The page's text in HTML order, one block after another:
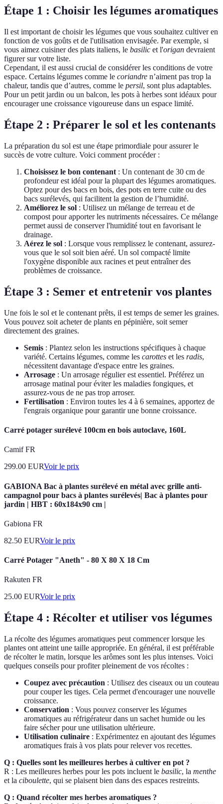
Étape 1 : Choisir les légumes aromatiques
Il est important de choisir les légumes que vous souhaitez cultiver en
fonction de vos goûts et de l'utilisation envisagée. Par exemple, si
vous aimez cuisiner des plats italiens, le basilic et l'origan devraient
figurer sur votre liste.
Cependant, il est aussi crucial de considérer les conditions de votre
espace. Certains légumes comme le coriandre n’aiment pas trop la
chaleur, tandis que d’autres, comme le persil, sont plus adaptables.
Pour un petit jardin ou un balcon, les pots à herbes sont idéaux pour
encourager une croissance vigoureuse dans un espace limité.
Étape 2 : Préparer le sol et les contenants
La préparation du sol est une étape primordiale pour assurer le
succès de votre culture. Voici comment procéder :
Choisissez le bon contenant : Un contenant de 30 cm de
profondeur est idéal pour la plupart des légumes aromatiques.
Optez pour des bacs en bois, des pots en terre cuite ou des
bacs surélevés, qui facilitent la gestion de l’humidité.
Améliorez le sol : Utilisez un mélange de terreau et de
compost pour apporter les nutriments nécessaires. Ce mélange
permet aussi de conserver l'humidité tout en favorisant le
drainage.
Aérez le sol : Lorsque vous remplissez le contenant, assurez-
vous que le sol soit bien aéré. Un sol compacté limite
l'oxygène disponible aux racines et peut entraîner des
problèmes de croissance.
Étape 3 : Semer et entretenir vos plantes
Une fois le sol et le contenant prêts, il est temps de semer les graines.
Vous pouvez soit acheter de plants en pépinière, soit semer
directement des graines.
Semis : Plantez selon les instructions spécifiques à chaque
variété. Certains légumes, comme les carottes et les radis,
nécessitent davantage d'espace entre les graines.
Arrosage : Un arrosage régulier est essentiel. Préférez un
arrosage matinal pour éviter les maladies fongiques, et
assurez-vous de ne pas trop arroser.
Fertilisation : Environ toutes les 4 à 6 semaines, apportez de
l'engrais organique pour garantir une bonne croissance.
Carré potager surélevé 100cm en bois autoclave, 160L
Camif FR
299.00 EURVoir le prix
GABIONA Bac à plantes surélevé en métal avec grille anti-
campagnol pour bacs à plantes surélevés| Bac à plantes pour
jardin | HBT : 60x184x90 cm |
Gabiona FR
82.50 EURVoir le prix
Carré Potager "Aneth" - 80 X 80 X 18 Cm
Rakuten FR
25.00 EURVoir le prix
Étape 4 : Récolter et utiliser vos légumes
La récolte des légumes aromatiques peut commencer lorsque les
plantes ont atteint une taille appropriée. En général, il est préférable
de récolter le matin, lorsque les arômes sont les plus intenses. Voici
quelques conseils pour profiter pleinement de vos récoltes :
Coupez avec précaution : Utilisez des ciseaux ou un couteau
pour couper les tiges. Cela permet d'encourager une nouvelle
croissance.
Conservation : Vous pouvez conserver les légumes
aromatiques au réfrigérateur dans un sachet humide ou les
faire sécher pour une utilisation ultérieure.
Utilisation culinaire : Expérimentez en ajoutant des légumes
aromatiques frais à vos plats pour relever vos recettes.
Q : Quelles sont les meilleures herbes à cultiver en pot ?
R : Les meilleures herbes pour les pots incluent le basilic, la menthe
et la ciboulette, qui se plaisent bien dans des espaces restreints.
Q : Quand récolter mes herbes aromatiques ?